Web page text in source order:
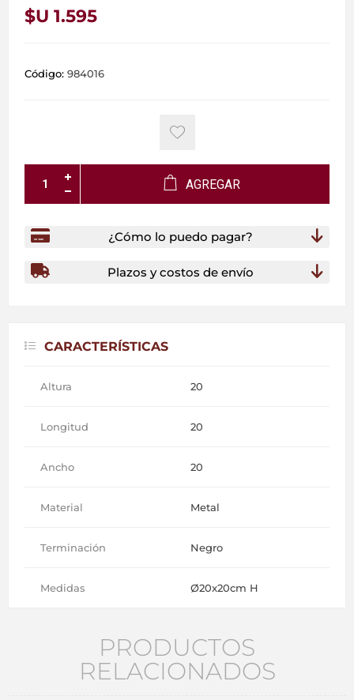
$U 1.595
Código: 984016
AGREGAR
¿Cómo lo puedo pagar?
Plazos y costos de envío
CARACTERÍSTICAS
Altura 20
Longitud 20
Ancho 20
Material Metal
Terminación Negro
Medidas Ø20x20cm H
PRODUCTOS
RELACIONADOS